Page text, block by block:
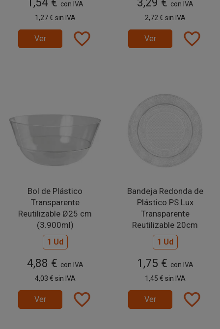
1,54 € con IVA
1,27 € sin IVA
Ver favorite_border
3,29 € con IVA
2,72 € sin IVA
Ver favorite_border
Bol de Plástico
Transparente
Reutilizable Ø25 cm
(3.900ml)
1 Ud
4,88 € con IVA
4,03 € sin IVA
Ver favorite_border
Bandeja Redonda de
Plástico PS Lux
Transparente
Reutilizable 20cm
1 Ud
1,75 € con IVA
1,45 € sin IVA
Ver favorite_border